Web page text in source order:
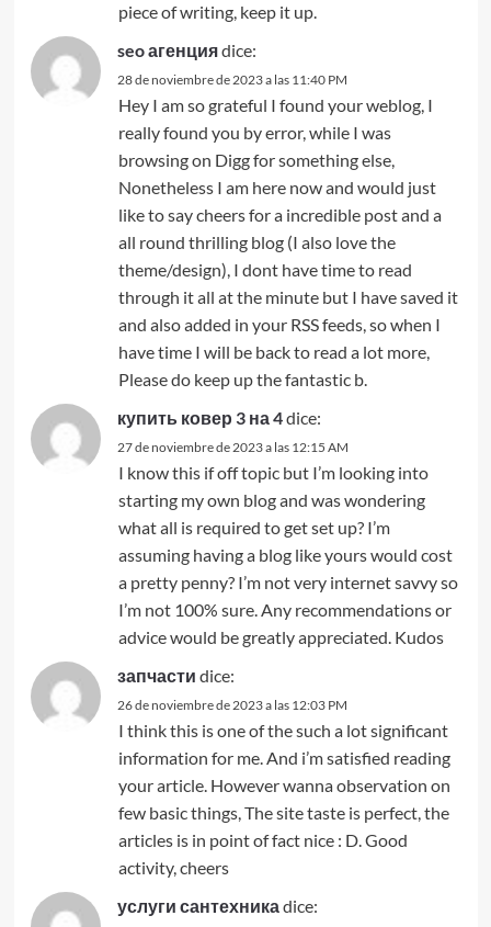
piece of writing, keep it up.
seo агенцияdice:
28 de noviembre de 2023 a las 11:40 PM
Hey I am so grateful I found your weblog, I
really found you by error, while I was
browsing on Digg for something else,
Nonetheless I am here now and would just
like to say cheers for a incredible post and a
all round thrilling blog (I also love the
theme/design), I dont have time to read
through it all at the minute but I have saved it
and also added in your RSS feeds, so when I
have time I will be back to read a lot more,
Please do keep up the fantastic b.
купить ковер 3 на 4dice:
27 de noviembre de 2023 a las 12:15 AM
I know this if off topic but I’m looking into
starting my own blog and was wondering
what all is required to get set up? I’m
assuming having a blog like yours would cost
a pretty penny? I’m not very internet savvy so
I’m not 100% sure. Any recommendations or
advice would be greatly appreciated. Kudos
запчасти dice:
26 de noviembre de 2023 a las 12:03 PM
I think this is one of the such a lot significant
information for me. And i’m satisfied reading
your article. However wanna observation on
few basic things, The site taste is perfect, the
articles is in point of fact nice : D. Good
activity, cheers
услуги сантехникаdice: